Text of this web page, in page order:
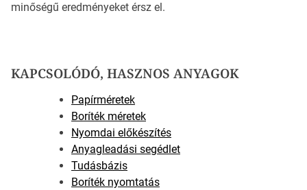
minőségű eredményeket érsz el.
KAPCSOLÓDÓ, HASZNOS ANYAGOK
Papírméretek
Boríték méretek
Nyomdai előkészítés
Anyagleadási segédlet
Tudásbázis
Boríték nyomtatás